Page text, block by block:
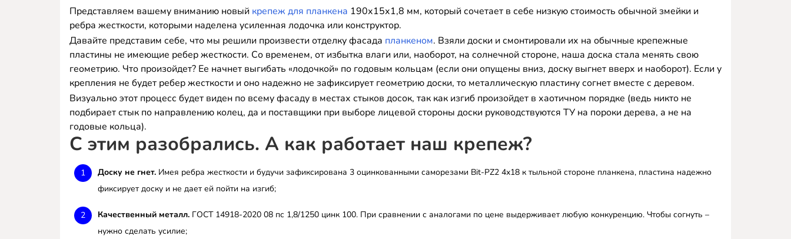
Представляем вашему вниманию новый крепеж для планкена 190х15х1,8 мм, который сочетает в себе низкую стоимость обычной змейки и
ребра жесткости, которыми наделена усиленная лодочка или конструктор.
Давайте представим себе, что мы решили произвести отделку фасада планкеном. Взяли доски и смонтировали их на обычные крепежные
пластины не имеющие ребер жесткости. Со временем, от избытка влаги или, наоборот, на солнечной стороне, наша доска стала менять свою
геометрию. Что произойдет? Ее начнет выгибать «лодочкой» по годовым кольцам (если они опущены вниз, доску выгнет вверх и наоборот). Если у
крепления не будет ребер жесткости и оно надежно не зафиксирует геометрию доски, то металлическую пластину согнет вместе с деревом.
Визуально этот процесс будет виден по всему фасаду в местах стыков досок, так как изгиб произойдет в хаотичном порядке (ведь никто не
подбирает стык по направлению колец, да и поставщики при выборе лицевой стороны доски руководствуются ТУ на пороки дерева, а не на
годовые кольца).
С этим разобрались. А как работает наш крепеж?
Доску не гнет. Имея ребра жесткости и будучи зафиксирована 3 оцинкованными саморезами Bit-PZ2 4х18 к тыльной стороне планкена, пластина надежно
фиксирует доску и не дает ей пойти на изгиб;
Качественный металл. ГОСТ 14918-2020 08 пс 1,8/1250 цинк 100. При сравнении с аналогами по цене выдерживает любую конкуренцию. Чтобы согнуть –
нужно сделать усилие;